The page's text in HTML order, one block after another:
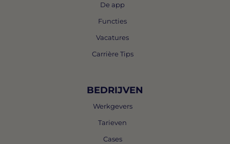
De app
Functies
Vacatures
Carrière Tips
BEDRIJVEN
Werkgevers
Tarieven
Cases